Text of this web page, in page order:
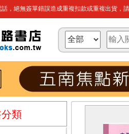
，絕無簽單錯誤造成重複扣款或重複出貨，
分類